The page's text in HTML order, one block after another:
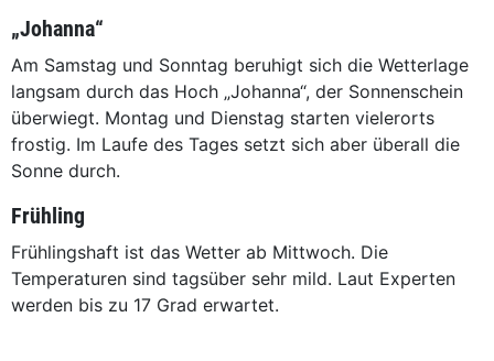
„Johanna“
Am Samstag und Sonntag beruhigt sich die Wetterlage
langsam durch das Hoch „Johanna“, der Sonnenschein
überwiegt. Montag und Dienstag starten vielerorts
frostig. Im Laufe des Tages setzt sich aber überall die
Sonne durch.
Frühling
Frühlingshaft ist das Wetter ab Mittwoch. Die
Temperaturen sind tagsüber sehr mild. Laut Experten
werden bis zu 17 Grad erwartet.